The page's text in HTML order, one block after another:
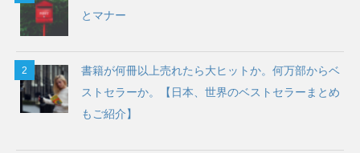
とマナー
書籍が何冊以上売れたら大ヒットか。何万部からベ
ストセラーか。【日本、世界のベストセラーまとめ
もご紹介】